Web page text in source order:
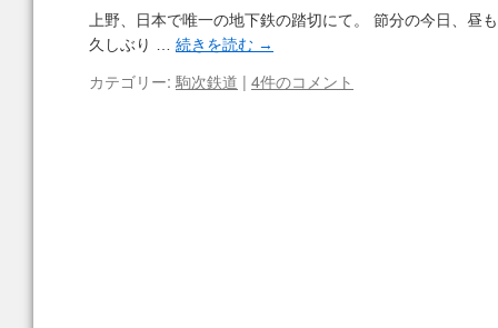
上野、日本で唯一の地下鉄の踏切にて。 節分の今日、昼
久しぶり … 続きを読む →
カテゴリー: 駒次鉄道 | 4件のコメント